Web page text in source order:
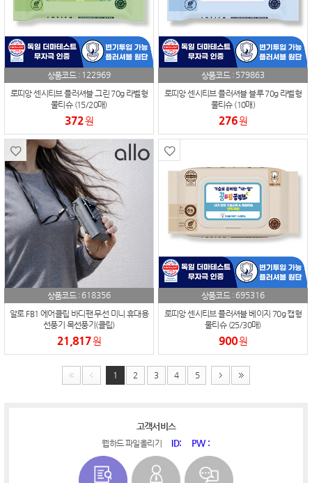
상품코드 : 122969
로띠앙 센시티브 플러셔블 그린 70g 라벨형
물티슈 (15/20매)
372원
상품코드 : 579863
로띠앙 센시티브 플러셔블 블루 70g 라벨형
물티슈 (10매)
276원
상품코드 : 618356
알로 FB1 에어클립 바디팬 무선 미니 휴대용
선풍기 목선풍기(클립)
21,817원
상품코드 : 695316
로띠앙 센시티브 플러셔블 베이지 70g 캡형
물티슈 (25/30매)
900원
1 2 3 4 5
고객서비스
웹하드 파일올리기 ID: PW :